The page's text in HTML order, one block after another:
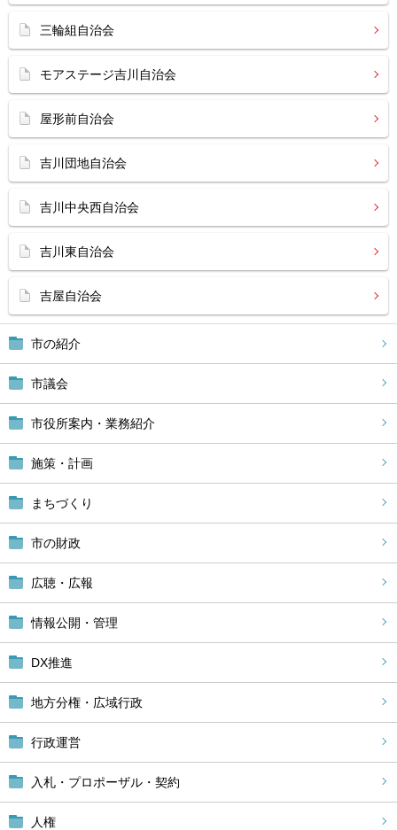
市の紹介
市議会
市役所案内・業務紹介
施策・計画
まちづくり
市の財政
広聴・広報
情報公開・管理
DX推進
地方分権・広域行政
行政運営
入札・プロポーザル・契約
人権
三輪組自治会
モアステージ吉川自治会
屋形前自治会
吉川団地自治会
吉川中央西自治会
吉川東自治会
吉屋自治会